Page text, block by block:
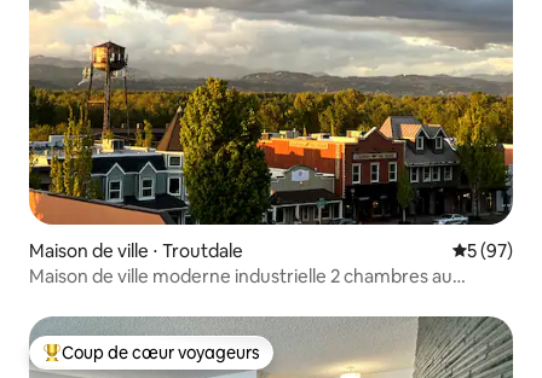
Maison de ville ⋅ Troutdale
5 (97)
Maison de ville moderne industrielle 2 chambres au
Coups de cœur voyageurs les plus appréciés
Coup de cœur voyageurs